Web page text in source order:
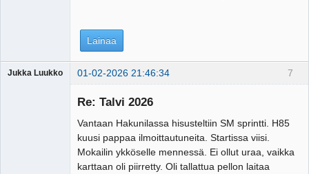
Lainaa
7
Jukka Luukko 01-02-2026 21:46:34
Re: Talvi 2026
Vantaan Hakunilassa hisusteltiin SM sprintti. H85
kuusi pappaa ilmoittautuneita. Startissa viisi.
Mokailin ykköselle mennessä. Ei ollut uraa, vaikka
karttaan oli piirretty. Oli tallattua pellon laitaa